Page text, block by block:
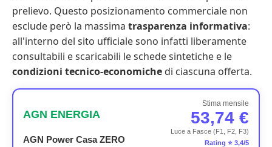
prelievo. Questo posizionamento commerciale non
esclude però la massima trasparenza informativa:
all'interno del sito ufficiale sono infatti liberamente
consultabili e scaricabili le schede sintetiche e le
condizioni tecnico-economiche di ciascuna offerta.
AGN ENERGIA
AGN Power Casa ZERO
Stima mensile
53,74 €
Luce a Fasce (F1, F2, F3)
Rating ⭐ 3,4/5